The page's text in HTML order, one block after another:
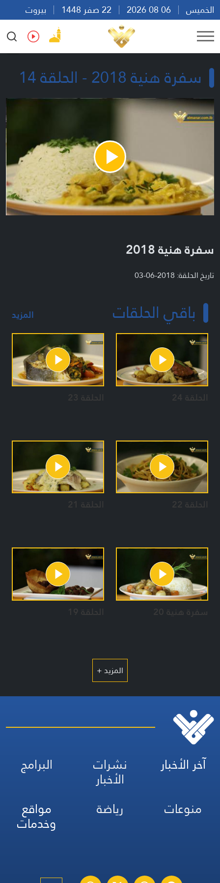
الخميس
بيروت
22:38
Ar En Fr Es
سفرة هنية 2018 - الحلقة 14
Play
Video
سفرة هنية 2018
تاريخ الحلقة: 2018-06-03
باقي الحلقات المزيد
الحلقة 24 الحلقة 23
الحلقة 22 الحلقة 21
سفرة هنية 20 الحلقة 19
المزيد +
آخر الأخبار نشرات
الأخبار
البرامج
منوعات
رياضة مواقع
وخدمات